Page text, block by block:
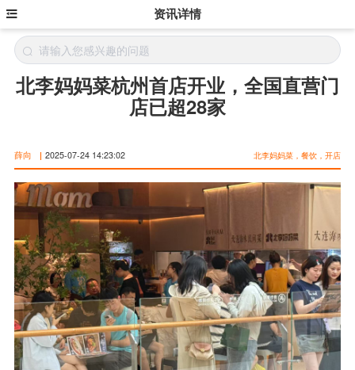
资讯详情
北李妈妈菜杭州首店开业，全国直营门
店已超28家
薛向 | 2025-07-24 14:23:02 北李妈妈菜，餐饮，开店